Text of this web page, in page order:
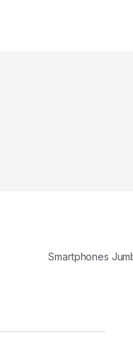
Smartphones